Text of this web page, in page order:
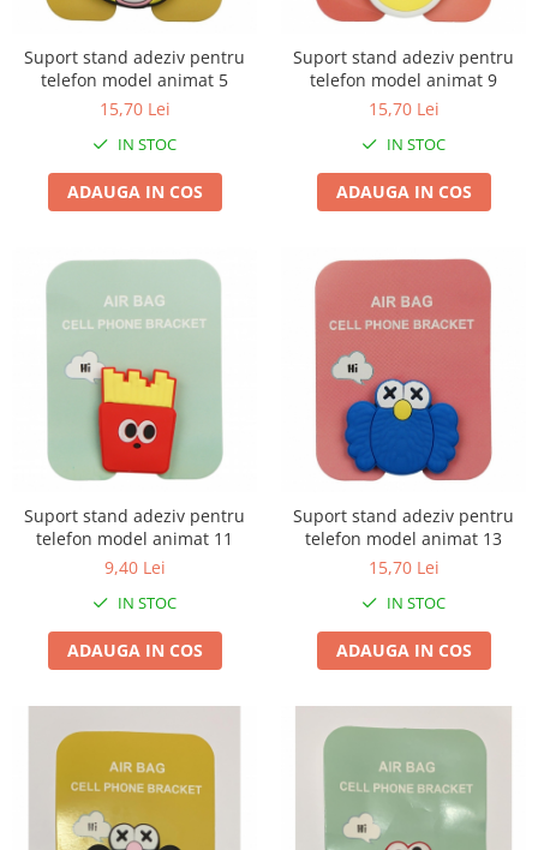
Chiuvete bucatarie compozit
Coloane de dus
Tapet 3D Autoadeziv
Climatizare si echipamente de
Aere conditionate
Echipamente pt incalzire
Panouri solare
Paturi electrice cu incalzire
Sobe pe lemne
Umidificatoare
Ventilatoare
Kituri de siguranta si supravietuire
Kit-uri siguranta auto
Kit-uri Supravietuire si Accesorii
Curatenie si menaj
Accesorii ingrijire casa
Aparate de calcat
Aspiratoare electrice
Cutii depozitare diverse
Cutii depozitare medicamente
Cutii pentru chei
Suport stand adeziv pentru
telefon model animat 5
15,70 Lei
IN STOC
ADAUGA IN COS
Suport stand adeziv pentru
telefon model animat 9
15,70 Lei
IN STOC
ADAUGA IN COS
Suport stand adeziv pentru
telefon model animat 11
9,40 Lei
IN STOC
ADAUGA IN COS
Suport stand adeziv pentru
telefon model animat 13
15,70 Lei
IN STOC
ADAUGA IN COS